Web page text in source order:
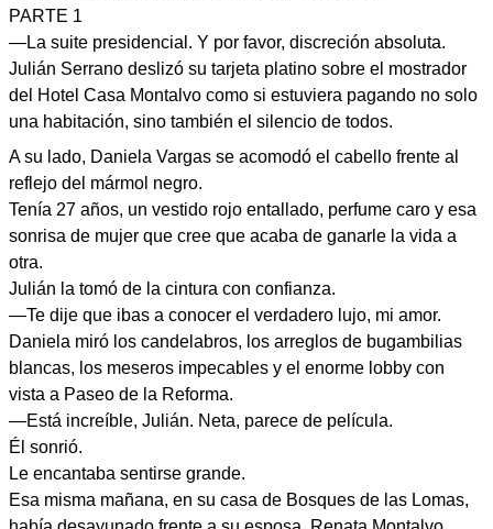
PARTE 1
—La suite presidencial. Y por favor, discreción absoluta.
Julián Serrano deslizó su tarjeta platino sobre el mostrador
del Hotel Casa Montalvo como si estuviera pagando no solo
una habitación, sino también el silencio de todos.
A su lado, Daniela Vargas se acomodó el cabello frente al
reflejo del mármol negro.
Tenía 27 años, un vestido rojo entallado, perfume caro y esa
sonrisa de mujer que cree que acaba de ganarle la vida a
otra.
Julián la tomó de la cintura con confianza.
—Te dije que ibas a conocer el verdadero lujo, mi amor.
Daniela miró los candelabros, los arreglos de bugambilias
blancas, los meseros impecables y el enorme lobby con
vista a Paseo de la Reforma.
—Está increíble, Julián. Neta, parece de película.
Él sonrió.
Le encantaba sentirse grande.
Esa misma mañana, en su casa de Bosques de las Lomas,